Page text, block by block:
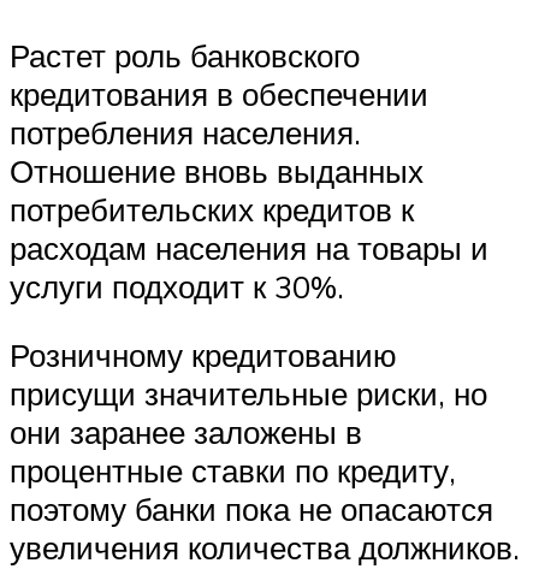
Растет роль банковского
кредитования в обеспечении
потребления населения.
Отношение вновь выданных
потребительских кредитов к
расходам населения на товары и
услуги подходит к 30%.
Розничному кредитованию
присущи значительные риски, но
они заранее заложены в
процентные ставки по кредиту,
поэтому банки пока не опасаются
увеличения количества должников.